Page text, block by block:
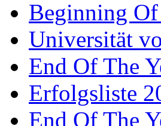
Beginning
Universität
End Of The
Erfolgsliste
End Of The